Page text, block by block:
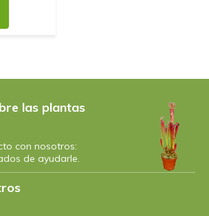
las plantas
con nosotros:
de ayudarle.